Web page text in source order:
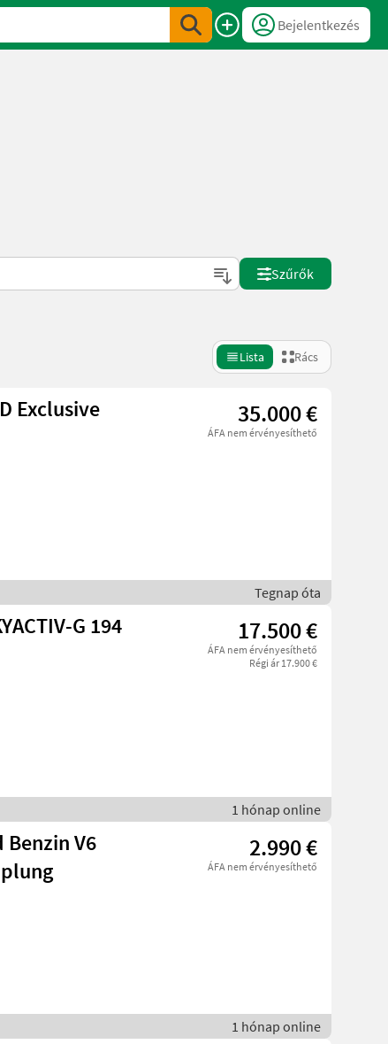
Bejelentkezés
Szűrők
Lista Rács
Exclusive 35.000 €
ÁFA nem érvényesíthető
Tegnap óta
G 194
17.500 €
ÁFA nem érvényesíthető
Régi ár 17.900 €
1 hónap online
V6
2.990 €
ÁFA nem érvényesíthető
1 hónap online